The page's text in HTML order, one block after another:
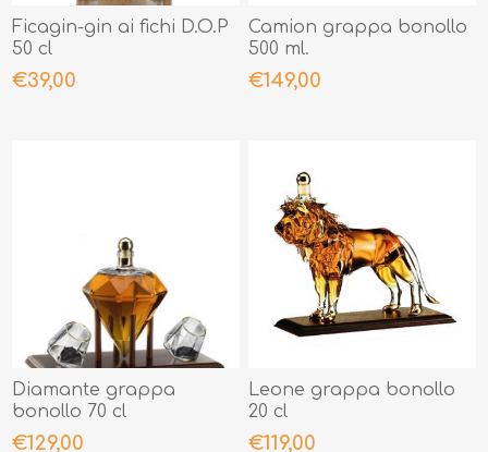
Ficagin-gin ai fichi D.O.P
50 cl
€39,00
Camion grappa bonollo
500 ml.
€149,00
Diamante grappa
bonollo 70 cl
€129,00
Leone grappa bonollo
20 cl
€119,00